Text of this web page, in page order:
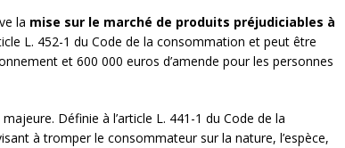
la mise sur le marché de produits préjudiciables à
L. 452-1 du Code de la consommation et peut être
et 600 000 euros d’amende pour les personnes
Définie à l’article L. 441-1 du Code de la
à tromper le consommateur sur la nature, l’espèce,